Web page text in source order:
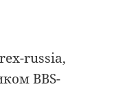
russia,
BBS-